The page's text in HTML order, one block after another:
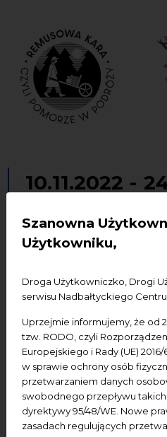
Szanowna
Użytkowniku,
Droga Użytkowniczko, Drogi
serwisu Nadbałtyckiego
Uprzejmie informujemy, że od
tzw. RODO, czyli
Europejskiego i Rady (UE) 2016/
w sprawie ochrony osób
przetwarzaniem danych
swobodnego przepływu
dyrektywy 95/48/WE. Nowe
zasadach regulujących
10.11.2022 -
Wystawa „W
Pomorza” na
Wystawy
Dodaj do kalendarza
Termin:10 XI 2022 - 24 II
Miejsce:Kleine